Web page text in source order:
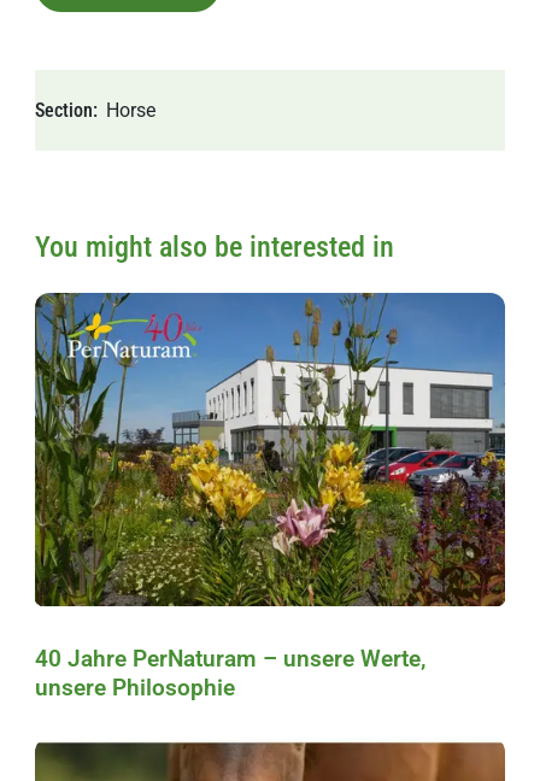
Section Horse
You might also be interested in
40 Jahre PerNaturam – unsere Werte,
unsere Philosophie